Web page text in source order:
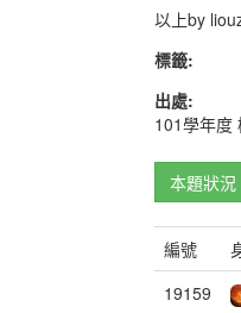
以上by
標籤:
出處:
101學年度
本題狀況
編號
19159